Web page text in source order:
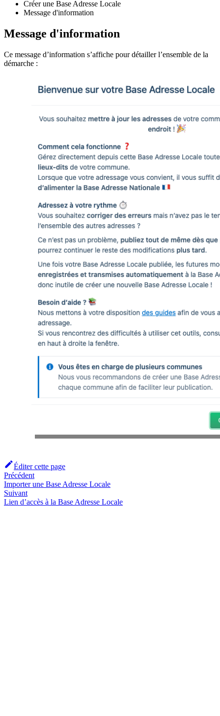
Créer une Base Adresse Locale
Message d'information
Message d'information
Ce message d’information s’affiche pour détailler l’ensemble de la
démarche :
Éditer cette page
Précédent
Importer une Base Adresse Locale
Suivant
Lien d’accès à la Base Adresse Locale